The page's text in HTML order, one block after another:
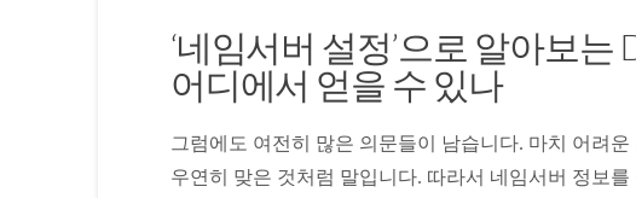
‘네임서버 설정’으로 알아보
어디에서 얻을 수 있나
그럼에도 여전히 많은 의문들이 남습니다. 마치 어려
우연히 맞은 것처럼 말입니다. 따라서 네임서버 정보